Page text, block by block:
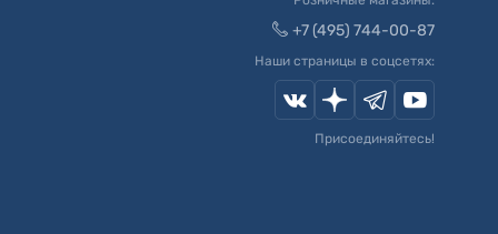
+7 (495) 744-00-87
Наши страницы в соцсетях:
Присоединяйтесь!